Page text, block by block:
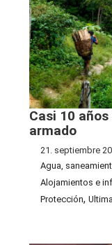
Casi 10
armado
21. septiembre
Agua,
Alojamientos e
Protección,